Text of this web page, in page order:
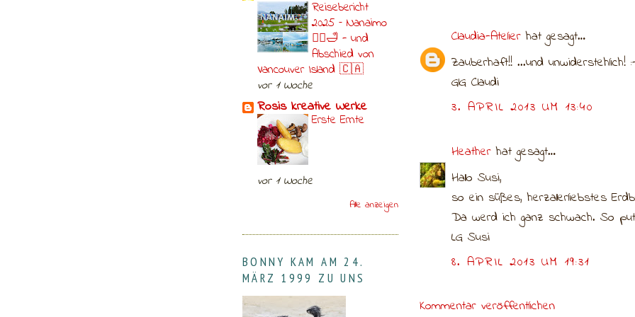
Claudia-Atelier hat gesagt…
Zauberhaft!! ...und unwiderstehlich!
GlG Claudi
3. APRIL 2013 UM 13:40
Heather hat gesagt…
Hallo Susi,
so ein süßes, herzallerliebstes
Da werd ich ganz schwach. So
LG Susi
8. APRIL 2013 UM 19:31
Kommentar veröffentlichen
Reisebericht
2025 – Nanaimo
🏴‍☠️🛁 - und
Abschied von
Vancouver Island 🇨🇦
vor 1 Woche
Rosis kreative Werke
Erste Ernte
vor 1 Woche
Alle anzeigen
BONNY KAM AM 24.
MÄRZ 1999 ZU UNS